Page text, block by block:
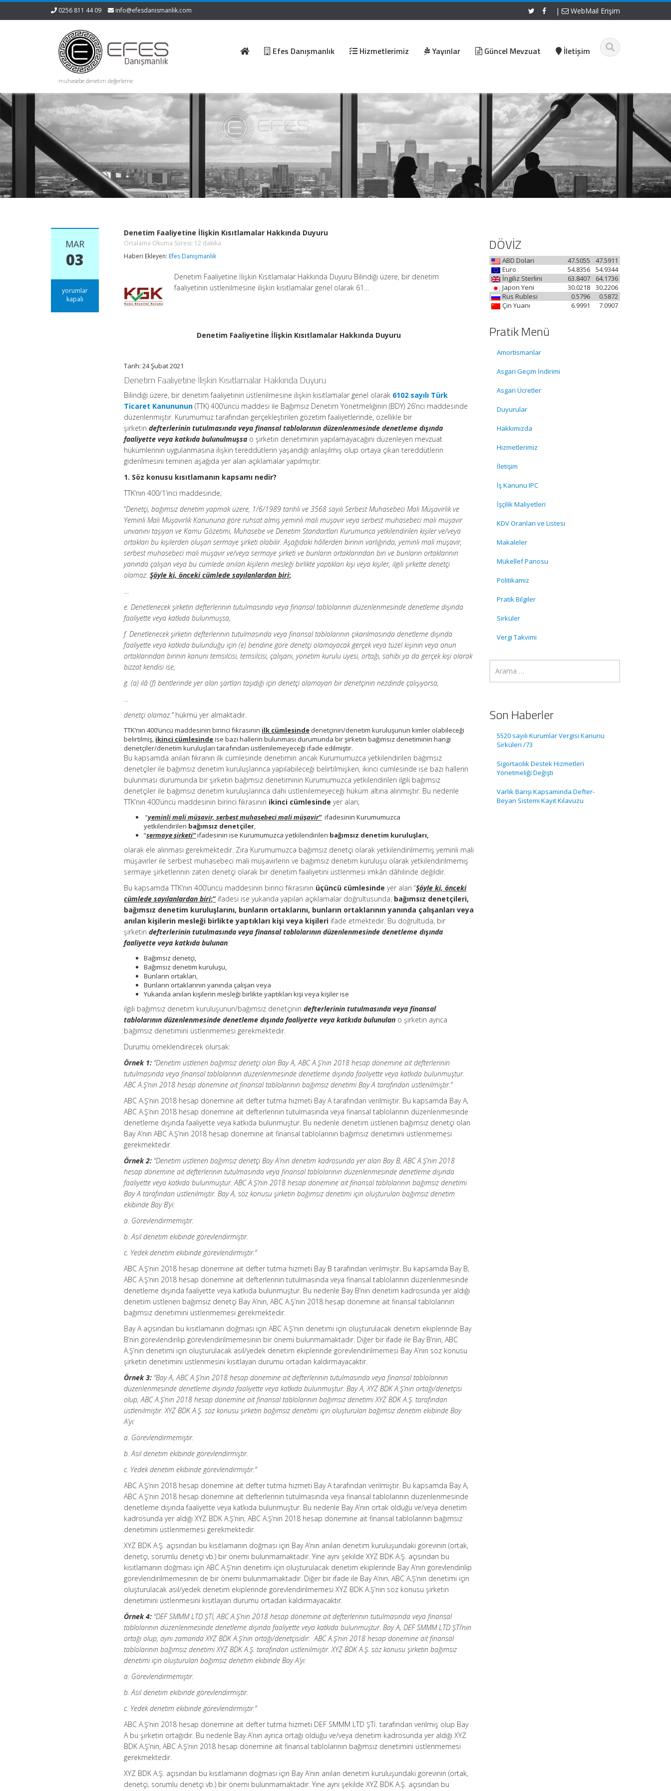
0256 811 44 09 info@efesdanismanlik.com | WebMail Erişim
muhasebe denetim değerleme
Efes Danışmanlık Hizmetlerimiz Yayınlar Güncel Mevzuat İletişim
MAR
03
Denetim
Faaliyetine
yorumlar
kapalı
Denetim Faaliyetine İlişkin Kısıtlamalar Hakkında Duyuru
Ortalama Okuma Süresi: 12 dakika
Haberi Ekleyen:Efes Danışmanlık
Denetim Faaliyetine İlişkin Kısıtlamalar Hakkında Duyuru Bilindiği üzere, bir denetim
faaliyetinin üstlenilmesine ilişkin kısıtlamalar genel olarak 61…
Denetim Faaliyetine İlişkin Kısıtlamalar Hakkında Duyuru
Tarih: 24 Şubat 2021
Denetim Faaliyetine İlişkin Kısıtlamalar Hakkında Duyuru
Bilindiği üzere, bir denetim faaliyetinin üstlenilmesine ilişkin kısıtlamalar genel olarak 6102 sayılı Türk
Ticaret Kanununun (TTK) 400’üncü maddesi ile Bağımsız Denetim Yönetmeliğinin (BDY) 26’ncı maddesinde
düzenlenmiştir. Kurumumuz tarafından gerçekleştirilen gözetim faaliyetlerinde, özellikle bir
şirketindefterlerinin tutulmasında veya finansal tablolarının düzenlenmesinde denetleme dışında
faaliyette veya katkıda bulunulmuşsa o şirketin denetiminin yapılamayacağını düzenleyen mevzuat
hükümlerinin uygulanmasına ilişkin tereddütlerin yaşandığı anlaşılmış olup ortaya çıkan tereddütlerin
giderilmesini teminen aşağıda yer alan açıklamalar yapılmıştır:
1. Söz konusu kısıtlamanın kapsamı nedir?
TTK’nın 400/1’inci maddesinde;
“Denetçi, bağımsız denetim yapmak üzere, 1/6/1989 tarihli ve 3568 sayılı Serbest Muhasebeci Mali Müşavirlik ve
Yeminli Mali Müşavirlik Kanununa göre ruhsat almış yeminli mali müşavir veya serbest muhasebeci mali müşavir
unvanını taşıyan ve Kamu Gözetimi, Muhasebe ve Denetim Standartları Kurumunca yetkilendirilen kişiler ve/veya
ortakları bu kişilerden oluşan sermaye şirketi olabilir. Aşağıdaki hâllerden birinin varlığında, yeminli mali müşavir,
serbest muhasebeci mali müşavir ve/veya sermaye şirketi ve bunların ortaklarından biri ve bunların ortaklarının
yanında çalışan veya bu cümlede anılan kişilerin mesleği birlikte yaptıkları kişi veya kişiler, ilgili şirkette denetçi
olamaz.Şöyle ki, önceki cümlede sayılanlardan biri;
…
e. Denetlenecek şirketin defterlerinin tutulmasında veya finansal tablolarının düzenlenmesinde denetleme dışında
faaliyette veya katkıda bulunmuşsa,
f. Denetlenecek şirketin defterlerinin tutulmasında veya finansal tablolarının çıkarılmasında denetleme dışında
faaliyette veya katkıda bulunduğu için (e) bendine göre denetçi olamayacak gerçek veya tüzel kişinin veya onun
ortaklarından birinin kanuni temsilcisi, temsilcisi, çalışanı, yönetim kurulu üyesi, ortağı, sahibi ya da gerçek kişi olarak
bizzat kendisi ise,
g. (a) ilâ (f) bentlerinde yer alan şartları taşıdığı için denetçi olamayan bir denetçinin nezdinde çalışıyorsa,
…
denetçi olamaz.” hükmü yer almaktadır.
TTK’nın 400’üncü maddesinin birinci fıkrasının ilk cümlesinde denetçinin/denetim kuruluşunun kimler olabileceği
belirtilmiş, ikinci cümlesindeise bazı hallerin bulunması durumunda bir şirketin bağımsız denetiminin hangi
denetçiler/denetim kuruluşları tarafından üstlenilemeyeceği ifade edilmiştir.
Bu kapsamda anılan fıkranın ilk cümlesinde denetimin ancak Kurumumuzca yetkilendirilen bağımsız
denetçiler ile bağımsız denetim kuruluşlarınca yapılabileceği belirtilmişken, ikinci cümlesinde ise bazı hallerin
bulunması durumunda bir şirketin bağımsız denetiminin Kurumumuzca yetkilendirilen ilgili bağımsız
denetçiler ile bağımsız denetim kuruluşlarınca dahi üstlenilemeyeceği hüküm altına alınmıştır. Bu nedenle
TTK’nın 400’üncü maddesinin birinci fıkrasının ikinci cümlesinde yer alan;
“yeminli mali müşavir, serbest muhasebeci mali müşavir”ifadesinin Kurumumuzca
yetkilendirilen bağımsız denetçiler,
“sermaye şirketi”ifadesinin ise Kurumumuzca yetkilendirilen bağımsız denetim kuruluşları,
olarak ele alınması gerekmektedir. Zira Kurumumuzca bağımsız denetçi olarak yetkilendirilmemiş yeminli mali
müşavirler ile serbest muhasebeci mali müşavirlerin ve bağımsız denetim kuruluşu olarak yetkilendirilmemiş
sermaye şirketlerinin zaten denetçi olarak bir denetim faaliyetini üstlenmesi imkân dâhilinde değildir.
Bu kapsamda TTK’nın 400’üncü maddesinin birinci fıkrasının üçüncü cümlesinde yer alan “Şöyle ki, önceki
cümlede sayılanlardan biri;” ifadesi ise yukarıda yapılan açıklamalar doğrultusunda, bağımsız denetçileri,
bağımsız denetim kuruluşlarını, bunların ortaklarını, bunların ortaklarının yanında çalışanları veya
anılan kişilerin mesleği birlikte yaptıkları kişi veya kişileri ifade etmektedir. Bu doğrultuda, bir
şirketindefterlerinin tutulmasında veya finansal tablolarının düzenlenmesinde denetleme dışında
faaliyette veya katkıda bulunan:
Bağımsız denetçi,
Bağımsız denetim kuruluşu,
Bunların ortakları,
Bunların ortaklarının yanında çalışan veya
Yukarıda anılan kişilerin mesleği birlikte yaptıkları kişi veya kişiler ise
ilgili bağımsız denetim kuruluşunun/bağımsız denetçinindefterlerinin tutulmasında veya finansal
tablolarının düzenlenmesinde denetleme dışında faaliyette veya katkıda bulunulan o şirketin ayrıca
bağımsız denetimini üstlenmemesi gerekmektedir.
Durumu örneklendirecek olursak:
Örnek 1: “Denetim üstlenen bağımsız denetçi olan Bay A, ABC A.Ş’nin 2018 hesap dönemine ait defterlerinin
tutulmasında veya finansal tablolarının düzenlenmesinde denetleme dışında faaliyette veya katkıda bulunmuştur.
ABC A.Ş’nin 2018 hesap dönemine ait finansal tablolarının bağımsız denetimi Bay A tarafından üstlenilmiştir.”
ABC A.Ş’nin 2018 hesap dönemine ait defter tutma hizmeti Bay A tarafından verilmiştir. Bu kapsamda Bay A,
ABC A.Ş’nin 2018 hesap dönemine ait defterlerinin tutulmasında veya finansal tablolarının düzenlenmesinde
denetleme dışında faaliyette veya katkıda bulunmuştur. Bu nedenle denetim üstlenen bağımsız denetçi olan
Bay A’nın ABC A.Ş’nin 2018 hesap dönemine ait finansal tablolarının bağımsız denetimini üstlenmemesi
gerekmektedir.
Örnek 2: “Denetim üstlenen bağımsız denetçi Bay A’nın denetim kadrosunda yer alan Bay B, ABC A.Ş’nin 2018
hesap dönemine ait defterlerinin tutulmasında veya finansal tablolarının düzenlenmesinde denetleme dışında
faaliyette veya katkıda bulunmuştur. ABC A.Ş’nin 2018 hesap dönemine ait finansal tablolarının bağımsız denetimi
Bay A tarafından üstlenilmiştir. Bay A, söz konusu şirketin bağımsız denetimi için oluşturulan bağımsız denetim
ekibinde Bay B’yi:
a. Görevlendirmemiştir.
b. Asıl denetim ekibinde görevlendirmiştir.
c. Yedek denetim ekibinde görevlendirmiştir.”
ABC A.Ş’nin 2018 hesap dönemine ait defter tutma hizmeti Bay B tarafından verilmiştir. Bu kapsamda Bay B,
ABC A.Ş’nin 2018 hesap dönemine ait defterlerinin tutulmasında veya finansal tablolarının düzenlenmesinde
denetleme dışında faaliyette veya katkıda bulunmuştur. Bu nedenle Bay B’nin denetim kadrosunda yer aldığı
denetim üstlenen bağımsız denetçi Bay A’nın, ABC A.Ş’nin 2018 hesap dönemine ait finansal tablolarının
bağımsız denetimini üstlenmemesi gerekmektedir.
Bay A açısından bu kısıtlamanın doğması için ABC A.Ş’nin denetimi için oluşturulacak denetim ekiplerinde Bay
B’nin görevlendirilip görevlendirilmemesinin bir önemi bulunmamaktadır. Diğer bir ifade ile Bay B’nin, ABC
A.Ş’nin denetimi için oluşturulacak asıl/yedek denetim ekiplerinde görevlendirilmemesi Bay A’nın söz konusu
şirketin denetimini üstlenmesini kısıtlayan durumu ortadan kaldırmayacaktır.
Örnek 3: “Bay A, ABC A.Ş’nin 2018 hesap dönemine ait defterlerinin tutulmasında veya finansal tablolarının
düzenlenmesinde denetleme dışında faaliyette veya katkıda bulunmuştur. Bay A, XYZ BDK A.Ş’nin ortağı/denetçisi
olup, ABC A.Ş’nin 2018 hesap dönemine ait finansal tablolarının bağımsız denetimi XYZ BDK A.Ş. tarafından
üstlenilmiştir. XYZ BDK A.Ş. söz konusu şirketin bağımsız denetimi için oluşturulan bağımsız denetim ekibinde Bay
A’yı:
a. Görevlendirmemiştir.
b. Asıl denetim ekibinde görevlendirmiştir.
c. Yedek denetim ekibinde görevlendirmiştir.”
ABC A.Ş’nin 2018 hesap dönemine ait defter tutma hizmeti Bay A tarafından verilmiştir. Bu kapsamda Bay A,
ABC A.Ş’nin 2018 hesap dönemine ait defterlerinin tutulmasında veya finansal tablolarının düzenlenmesinde
denetleme dışında faaliyette veya katkıda bulunmuştur. Bu nedenle Bay A’nın ortak olduğu ve/veya denetim
kadrosunda yer aldığı XYZ BDK A.Ş’nin, ABC A.Ş’nin 2018 hesap dönemine ait finansal tablolarının bağımsız
denetimini üstlenmemesi gerekmektedir.
XYZ BDK A.Ş. açısından bu kısıtlamanın doğması için Bay A’nın anılan denetim kuruluşundaki görevinin (ortak,
denetçi, sorumlu denetçi vb.) bir önemi bulunmamaktadır. Yine aynı şekilde XYZ BDK A.Ş. açısından bu
kısıtlamanın doğması için ABC A.Ş’nin denetimi için oluşturulacak denetim ekiplerinde Bay A’nın görevlendirilip
görevlendirilmemesinin de bir önemi bulunmamaktadır. Diğer bir ifade ile Bay A’nın, ABC A.Ş’nin denetimi için
oluşturulacak asıl/yedek denetim ekiplerinde görevlendirilmemesi XYZ BDK A.Ş’nin söz konusu şirketin
denetimini üstlenmesini kısıtlayan durumu ortadan kaldırmayacaktır.
Örnek 4: “DEF SMMM LTD ŞTİ, ABC A.Ş’nin 2018 hesap dönemine ait defterlerinin tutulmasında veya finansal
tablolarının düzenlenmesinde denetleme dışında faaliyette veya katkıda bulunmuştur. Bay A, DEF SMMM LTD ŞTİ’nin
ortağı olup, aynı zamanda XYZ BDK A.Ş’nin ortağı/denetçisidir. ABC A.Ş’nin 2018 hesap dönemine ait finansal
tablolarının bağımsız denetimi XYZ BDK A.Ş. tarafından üstlenilmiştir. XYZ BDK A.Ş. söz konusu şirketin bağımsız
denetimi için oluşturulan bağımsız denetim ekibinde Bay A’yı:
a. Görevlendirmemiştir.
b. Asıl denetim ekibinde görevlendirmiştir.
c. Yedek denetim ekibinde görevlendirmiştir.”
ABC A.Ş’nin 2018 hesap dönemine ait defter tutma hizmeti DEF SMMM LTD ŞTİ. tarafından verilmiş olup Bay
A bu şirketin ortağıdır. Bu nedenle Bay A’nın ayrıca ortağı olduğu ve/veya denetim kadrosunda yer aldığı XYZ
BDK A.Ş’nin, ABC A.Ş’nin 2018 hesap dönemine ait finansal tablolarının bağımsız denetimini üstlenmemesi
gerekmektedir.
XYZ BDK A.Ş. açısından bu kısıtlamanın doğması için Bay A’nın anılan denetim kuruluşundaki görevinin (ortak,
denetçi, sorumlu denetçi vb.) bir önemi bulunmamaktadır. Yine aynı şekilde XYZ BDK A.Ş. açısından bu
DÖVİZ
ABD Doları 47.5911
47.5055
Euro
54.9344
54.8356
İngiliz Sterlini
64.1736
63.8407
Japon Yeni
30.2206
30.0218
Rus Rublesi
0.5872
0.5796
Çin Yuanı
7.0907
6.9991
Pratik Menü
Amortismanlar
Asgari Geçim İndirimi
Asgari Ücretler
Duyurular
Hakkımızda
Hizmetlerimiz
İletişim
İş Kanunu IPC
İşçilik Maliyetleri
KDV Oranları ve Listesi
Makaleler
Mükellef Panosu
Politikamız
Pratik Bilgiler
Sirküler
Vergi Takvimi
Son Haberler
5520 sayılı Kurumlar Vergisi Kanunu
Sirküleri /73
Sigortacılık Destek Hizmetleri
Yönetmeliği Değişti
Varlık Barışı Kapsamında Defter-
Beyan Sistemi Kayıt Kılavuzu